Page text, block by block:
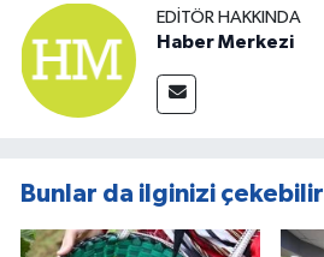
EDITÖR HAKKINDA
Haber Merkezi
Bunlar da ilginizi çekebilir